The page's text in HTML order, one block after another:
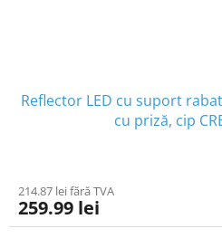
Reflector LED cu suport
cu priză, cip
214.87 lei fără TVA
259.99 lei